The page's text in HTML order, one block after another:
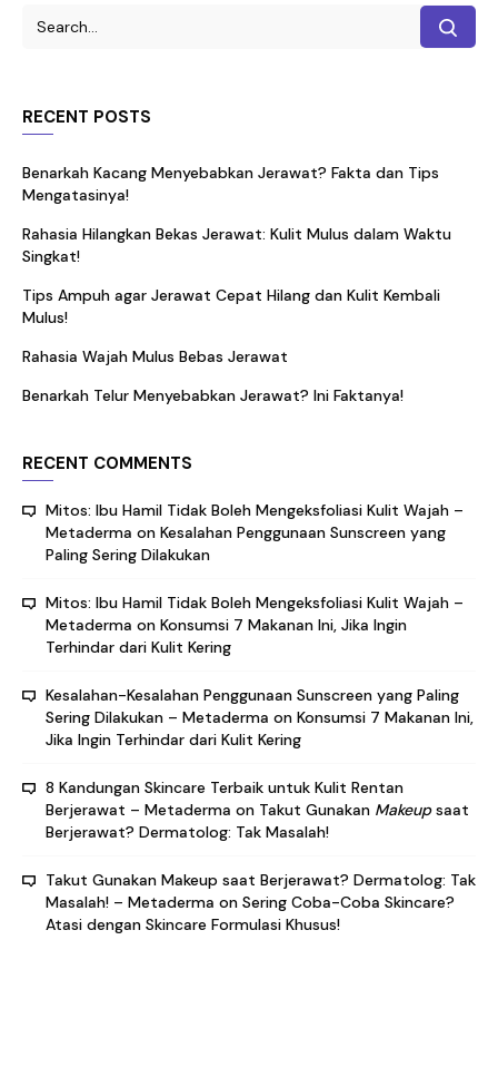
RECENT POSTS
Benarkah Kacang Menyebabkan Jerawat? Fakta dan Tips
Mengatasinya!
Rahasia Hilangkan Bekas Jerawat: Kulit Mulus dalam Waktu
Singkat!
Tips Ampuh agar Jerawat Cepat Hilang dan Kulit Kembali
Mulus!
Rahasia Wajah Mulus Bebas Jerawat
Benarkah Telur Menyebabkan Jerawat? Ini Faktanya!
RECENT COMMENTS
Mitos: Ibu Hamil Tidak Boleh Mengeksfoliasi Kulit Wajah –
Metaderma on Kesalahan Penggunaan Sunscreen yang
Paling Sering Dilakukan
Mitos: Ibu Hamil Tidak Boleh Mengeksfoliasi Kulit Wajah –
Metaderma on Konsumsi 7 Makanan Ini, Jika Ingin
Terhindar dari Kulit Kering
Kesalahan-Kesalahan Penggunaan Sunscreen yang Paling
Sering Dilakukan – Metaderma on Konsumsi 7 Makanan Ini,
Jika Ingin Terhindar dari Kulit Kering
8 Kandungan Skincare Terbaik untuk Kulit Rentan
Berjerawat – Metaderma on Takut Gunakan Makeupsaat
Berjerawat? Dermatolog: Tak Masalah!
Takut Gunakan Makeup saat Berjerawat? Dermatolog: Tak
Masalah! – Metaderma on Sering Coba-Coba Skincare?
Atasi dengan Skincare Formulasi Khusus!